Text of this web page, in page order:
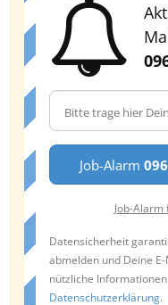
Job-Alarm
Job-
Datensicherheit
abmelden und Deine
nützliche
Datenschutzerklärung.